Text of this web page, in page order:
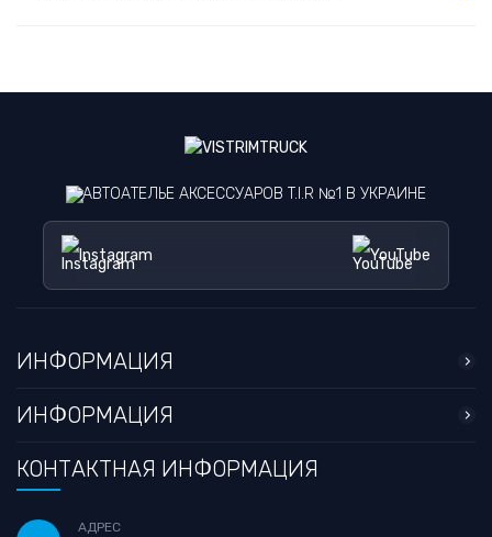
АВТОАТЕЛЬЕ АКСЕССУАРОВ T.I.R №1 В УКРАИНЕ
Instagram YouTube
ИНФОРМАЦИЯ
ИНФОРМАЦИЯ
КОНТАКТНАЯ ИНФОРМАЦИЯ
АДРЕС